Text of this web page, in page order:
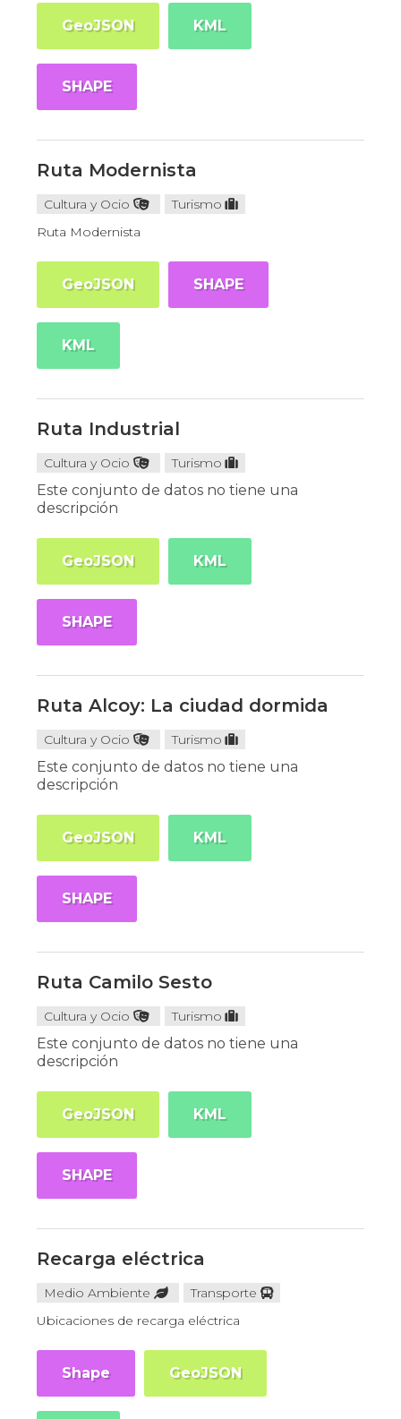
GeoJSON KML
SHAPE
Ruta Modernista
Cultura y Ocio
Turismo
Ruta Modernista
GeoJSON SHAPE
KML
Ruta Industrial
Cultura y Ocio Turismo
Este conjunto de datos no tiene una
descripción
GeoJSON KML
SHAPE
Ruta Alcoy: La ciudad dormida
Cultura y Ocio Turismo
Este conjunto de datos no tiene una
descripción
GeoJSON KML
SHAPE
Ruta Camilo Sesto
Cultura y Ocio Turismo
Este conjunto de datos no tiene una
descripción
GeoJSON KML
SHAPE
Recarga eléctrica
Medio Ambiente
Transporte
Ubicaciones de recarga eléctrica
Shape GeoJSON